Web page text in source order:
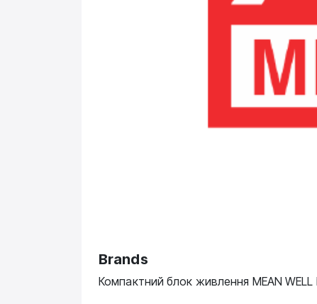
Brands
Компактний блок живлення MEAN